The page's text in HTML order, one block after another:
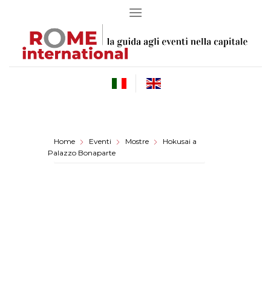
Home Eventi Mostre
Hokusai a
Palazzo Bonaparte